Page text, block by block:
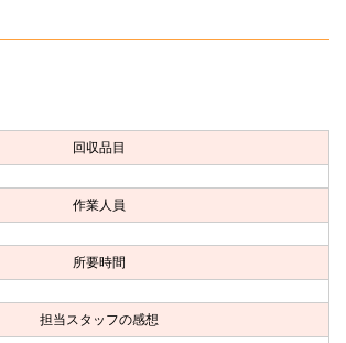
ご利用の流れ
お客様の声
お問い合わせ
回収品目
作業人員
所要時間
担当スタッフの感想